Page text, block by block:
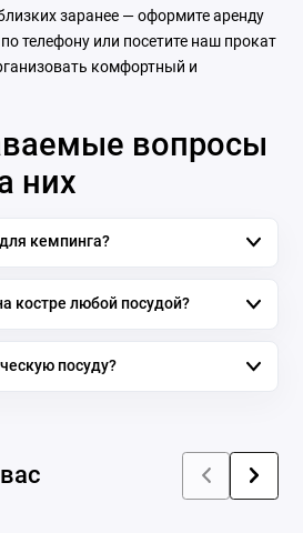
заранее — оформите аренду
телефону или посетите наш прокат
комфортный и
вопросы
них
кемпинга?
костре любой посудой?
посуду?